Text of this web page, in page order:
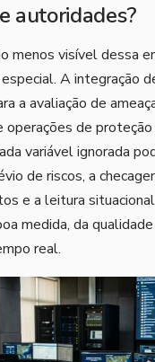
autoridades?
menos visível dessa
A integração
a avaliação de
operações de
variável ignorada
de riscos, a
e a leitura
medida, da
real.